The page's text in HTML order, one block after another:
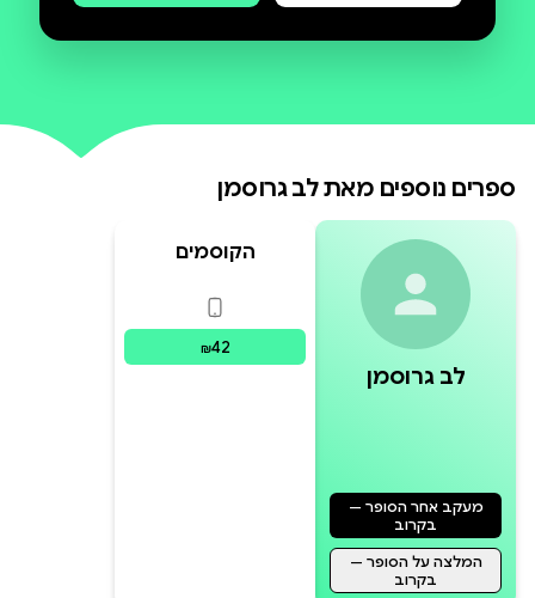
קייט וטום דורשים להחזיר את הרכבת
אחרות - וכך גם ל''חץ הכסף''! עד
מהרה יוצאים קייט וטום לנסיעה
לארצות רח
ספרים נוספים מאתלב גרוסמן
לב גרוסמן
מעקב אחר הסופר —
בקרוב
המלצה על הסופר —
בקרוב
הקוסמים
פורמטים זמינים
₪42